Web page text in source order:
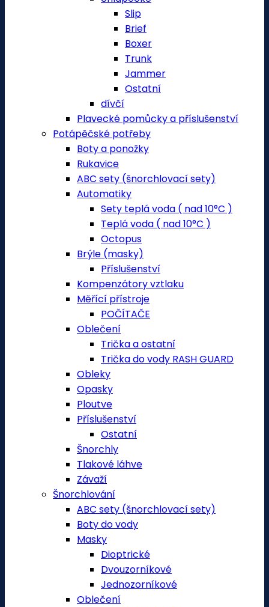
Slip
Brief
Boxer
Trunk
Jammer
Ostatní
dívčí
Plavecké pomůcky a příslušenství
Potápěčské potřeby
Boty a ponožky
Rukavice
ABC sety (šnorchlovací sety)
Automatiky
Sety teplá voda ( nad 10°C )
Teplá voda ( nad 10°C )
Octopus
Brýle (masky)
Příslušenství
Kompenzátory vztlaku
Měřící přístroje
POČÍTAČE
Oblečení
Trička a ostatní
Trička do vody RASH GUARD
Obleky
Opasky
Ploutve
Příslušenství
Ostatní
Šnorchly
Tlakové láhve
Závaží
Šnorchlování
ABC sety (šnorchlovací sety)
Boty do vody
Masky
Dioptrické
Dvouzorníkové
Jednozorníkové
Oblečení